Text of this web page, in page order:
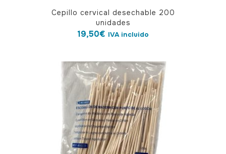
Cepillo cervical desechable 200
unidades
19,50€ IVA incluido